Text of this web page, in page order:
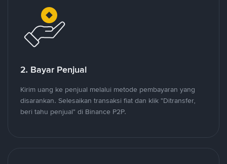
2. Bayar Penjual
Kirim uang ke penjual melalui metode pembayaran yang
disarankan. Selesaikan transaksi fiat dan klik "Ditransfer,
beri tahu penjual" di Binance P2P.